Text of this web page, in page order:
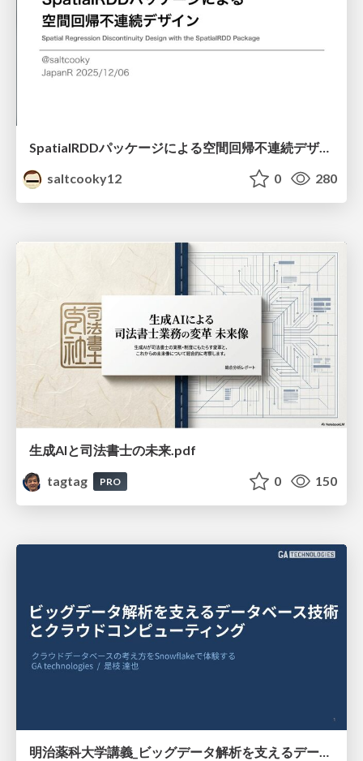
SpatialRDDパッケージによる空間回帰不連続デザイン
saltcooky12
0 280
生成AIと司法書士の未来.pdf
tagtag
PRO 0 150
明治薬科大学講義_ビッグデータ解析を支えるデータベース技術とクラウドコンピューティング